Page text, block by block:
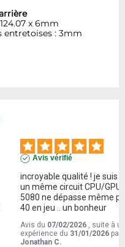
x 6mm
entretoises : 3mm
Avis vérifié
incroyable qualité ! je suis
un même circuit CPU/GPU
5080 ne dépasse même
40 en jeu .. un bonheur
Avis du 07/02/2026 , suite à
expérience du 31/01/2026 par
Jonathan C.